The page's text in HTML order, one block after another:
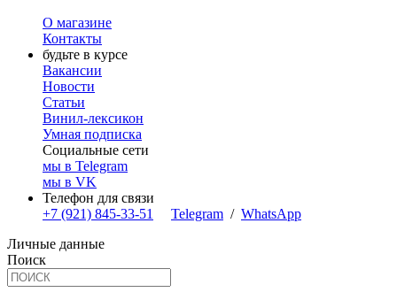
О магазине
Контакты
будьте в курсе
Вакансии
Новости
Статьи
Винил-лексикон
Умная подписка
Социальные сети
мы в Telegram
мы в VK
Телефон для связи
+7 (921) 845-33-51
Telegram / WhatsApp
Личные данные
Поиск